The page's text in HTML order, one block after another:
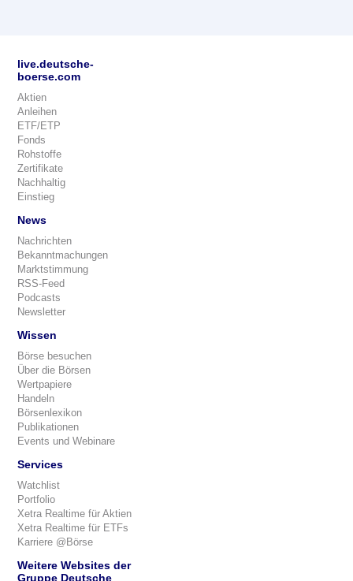
live.deutsche-
boerse.com
Aktien
Anleihen
ETF/ETP
Fonds
Rohstoffe
Zertifikate
Nachhaltig
Einstieg
News
Nachrichten
Bekanntmachungen
Marktstimmung
RSS-Feed
Podcasts
Newsletter
Wissen
Börse besuchen
Über die Börsen
Wertpapiere
Handeln
Börsenlexikon
Publikationen
Events und Webinare
Services
Watchlist
Portfolio
Xetra Realtime für Aktien
Xetra Realtime für ETFs
Karriere @Börse
Weitere Websites der
Gruppe Deutsche